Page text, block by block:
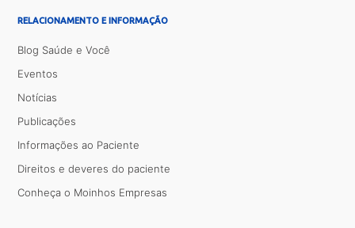
RELACIONAMENTO E INFORMAÇÃO
Blog Saúde e Você
Eventos
Notícias
Publicações
Informações ao Paciente
Direitos e deveres do paciente
Conheça o Moinhos Empresas